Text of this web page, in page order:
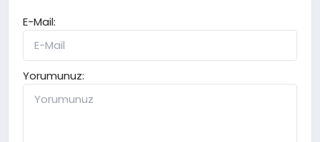
E-Mail:
Yorumunuz: